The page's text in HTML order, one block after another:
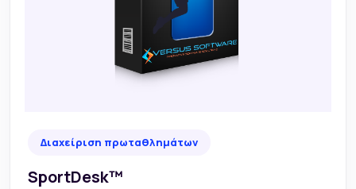
Διαχείριση πρωταθλημάτων
SportDesk™